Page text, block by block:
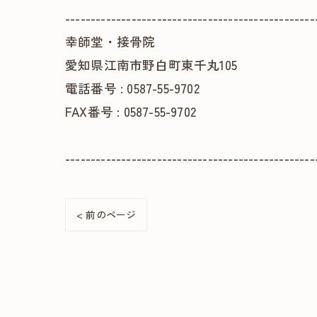
幸師堂・接骨院
愛知県江南市野白町東千丸105
電話番号 : 0587-55-9702
FAX番号 : 0587-55-9702
< 前のページ